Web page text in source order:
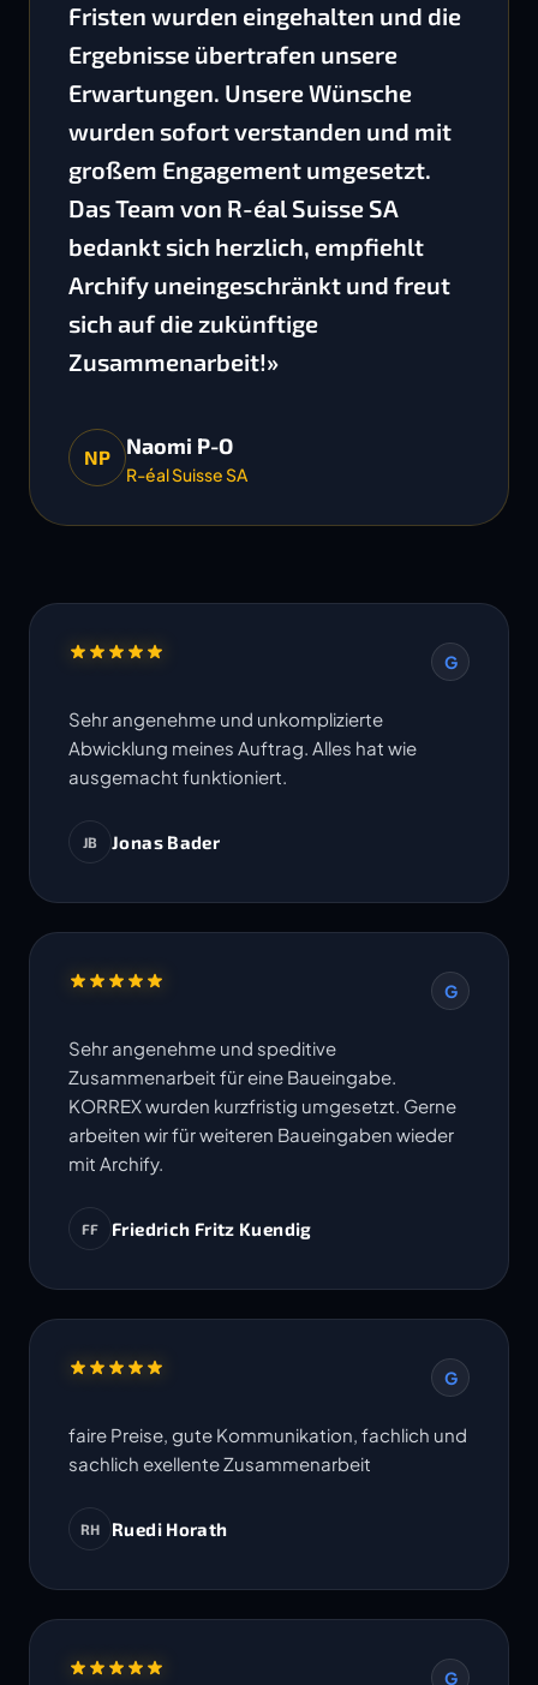
Fristen wurden eingehalten und die
Ergebnisse übertrafen unsere
Erwartungen. Unsere Wünsche
wurden sofort verstanden und mit
großem Engagement umgesetzt.
Das Team von R-éal Suisse SA
bedankt sich herzlich, empfiehlt
Archify uneingeschränkt und freut
sich auf die zukünftige
Zusammenarbeit!»
NP Naomi P-O
R-éal Suisse SA
G
Sehr angenehme und unkomplizierte
Abwicklung meines Auftrag. Alles hat wie
ausgemacht funktioniert.
JB Jonas Bader
G
Sehr angenehme und speditive
Zusammenarbeit für eine Baueingabe.
KORREX wurden kurzfristig umgesetzt. Gerne
arbeiten wir für weiteren Baueingaben wieder
mit Archify.
FF Friedrich Fritz Kuendig
G
faire Preise, gute Kommunikation, fachlich und
sachlich exellente Zusammenarbeit
RH Ruedi Horath
G